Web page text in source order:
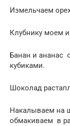
Измельчаем
Клубнику моем
Банан и ананас
кубиками.
Шоколад
Накалываем на
обмакиваем в